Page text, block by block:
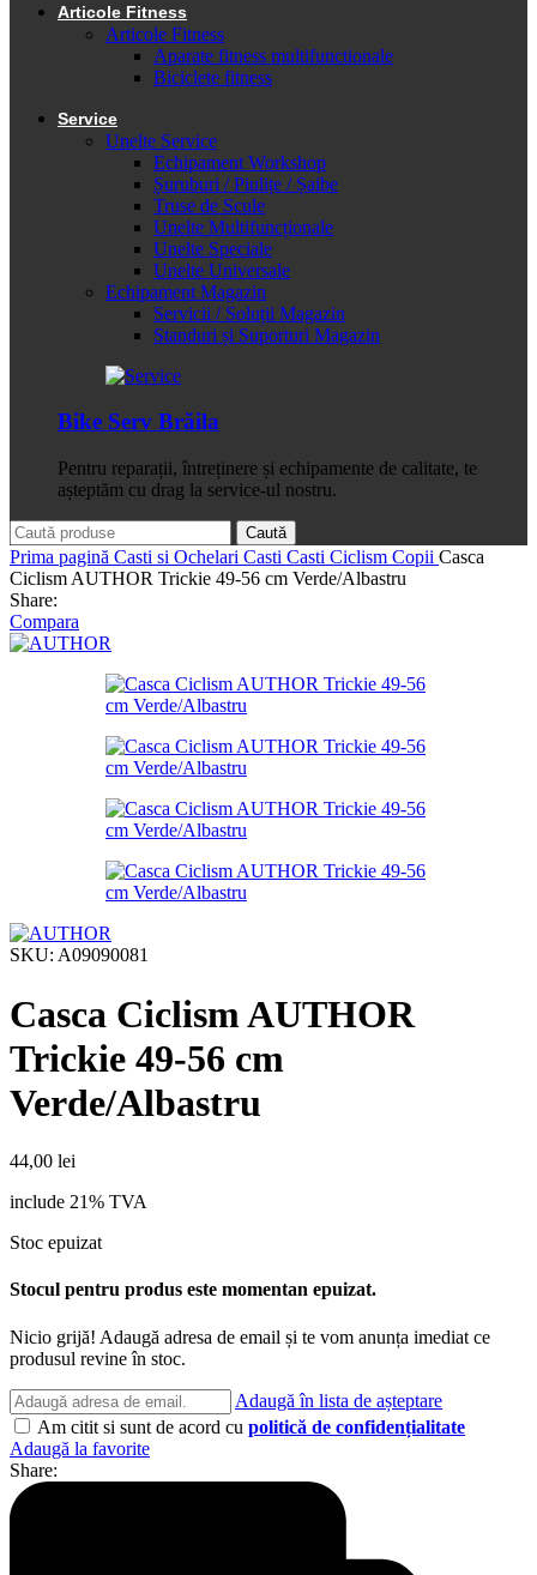
Articole Fitness
Articole Fitness
Aparate fitness multifunctionale
Biciclete fitness
Service
Unelte Service
Echipament Workshop
Șuruburi / Piulițe / Șaibe
Truse de Scule
Unelte Multifuncționale
Unelte Speciale
Unelte Universale
Echipament Magazin
Servicii / Soluții Magazin
Standuri și Suporturi Magazin
Bike Serv Brăila
Pentru reparații, întreținere și echipamente de calitate, te
așteptăm cu drag la service-ul nostru.
Caută
Prima pagină Casti si Ochelari Casti Casti Ciclism Copii Casca
Ciclism AUTHOR Trickie 49-56 cm Verde/Albastru
Share:
Compara
SKU: A09090081
Casca Ciclism AUTHOR
Trickie 49-56 cm
Verde/Albastru
44,00 lei
include 21% TVA
Stoc epuizat
Stocul pentru produs este momentan epuizat.
Nicio grijă! Adaugă adresa de email și te vom anunța imediat ce
produsul revine în stoc.
Adaugă în lista de așteptare
Am citit si sunt de acord cu politică de confidențialitate
Adaugă la favorite
Share: